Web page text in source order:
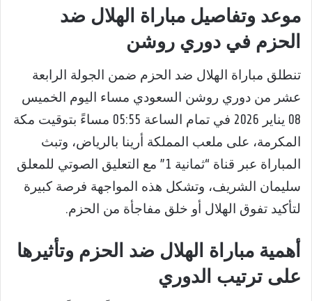
موعد وتفاصيل مباراة الهلال ضد
الحزم في دوري روشن
تنطلق مباراة الهلال ضد الحزم ضمن الجولة الرابعة
عشر من دوري روشن السعودي مساء اليوم الخميس
08 يناير 2026 في تمام الساعة 05:55 مساءً بتوقيت مكة
المكرمة، على ملعب المملكة أرينا بالرياض، وتبث
المباراة عبر قناة “ثمانية 1” مع التعليق الصوتي للمعلق
سليمان الشريف، وتشكل هذه المواجهة فرصة كبيرة
لتأكيد تفوق الهلال أو خلق مفاجأة من الحزم.
أهمية مباراة الهلال ضد الحزم وتأثيرها
على ترتيب الدوري